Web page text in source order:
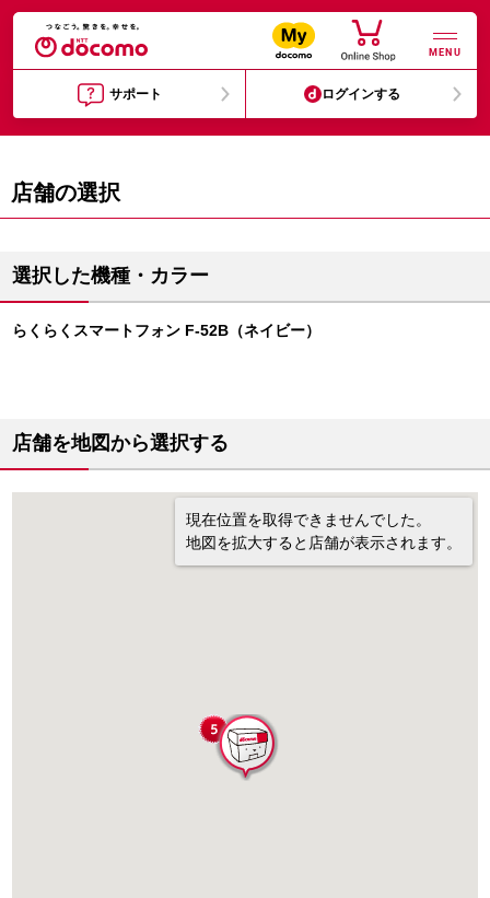
MENU
サポート ログインする
店舗の選択
選択した機種・カラー
らくらくスマートフォン F-52B（ネイビー）
店舗を地図から選択する
現在位置を取得できませんでした。
地図を拡大すると店舗が表示されます。